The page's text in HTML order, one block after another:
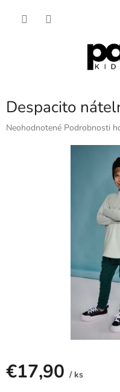
Despacito
Priemerné
Neohodnotené Podrobnosti
€17,90 / ks